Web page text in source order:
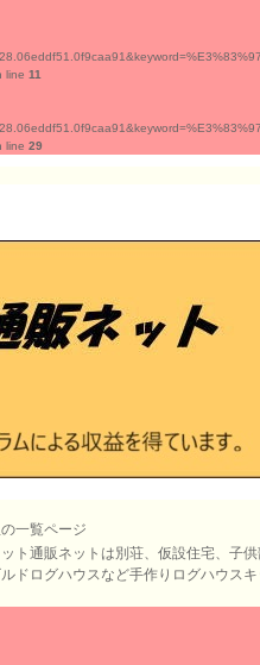
line 11
line 29
一覧ページ
ト通販ネットは別荘、仮設住宅、子
ドログハウスなど手作りログハウス